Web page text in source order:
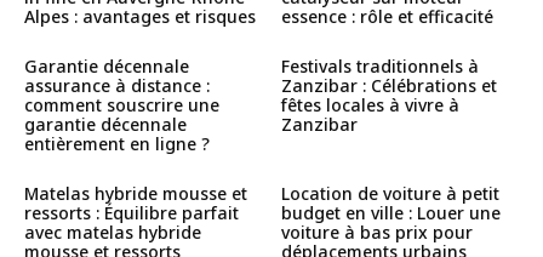
Alpes : avantages et risques
essence : rôle et efficacité
Garantie décennale
assurance à distance :
comment souscrire une
garantie décennale
entièrement en ligne ?
Festivals traditionnels à
Zanzibar : Célébrations et
fêtes locales à vivre à
Zanzibar
Matelas hybride mousse et
ressorts : Équilibre parfait
avec matelas hybride
mousse et ressorts
Location de voiture à petit
budget en ville : Louer une
voiture à bas prix pour
déplacements urbains